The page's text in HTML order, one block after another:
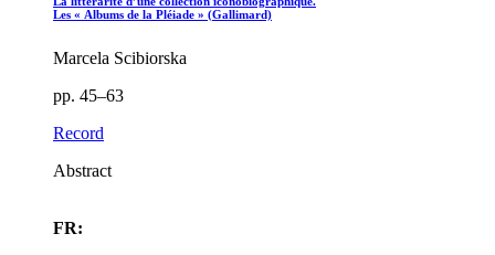
Les « Albums de la Pléiade » (Gallimard)
Marcela Scibiorska
pp. 45–63
Record
Abstract
FR: